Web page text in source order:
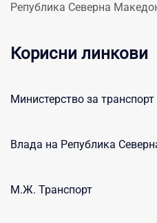
Република Северна
Корисни линкови
Министерство за
Влада на Република
М.Ж. Транспорт